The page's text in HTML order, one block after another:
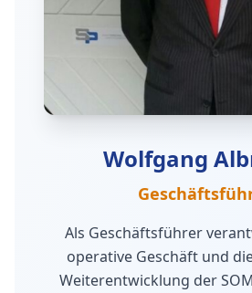
Wolfgang
Als Geschäftsführer
operative Geschäft und
Weiterentwicklung der